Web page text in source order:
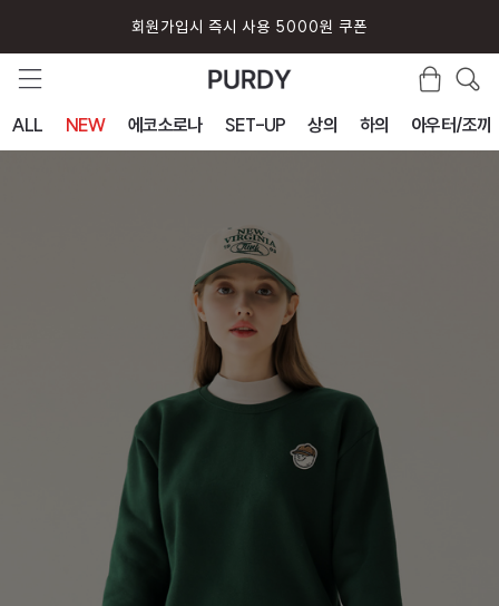
퍼디 앱 설치시 10% 할인 쿠폰
ALL NEW 에코소로나 SET-UP 상의 하의 아우터/조끼